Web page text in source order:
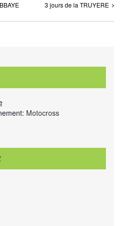
3 jours de la TRUYERE
Motocross